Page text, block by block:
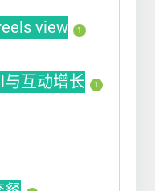
view 1
与互动增长 1